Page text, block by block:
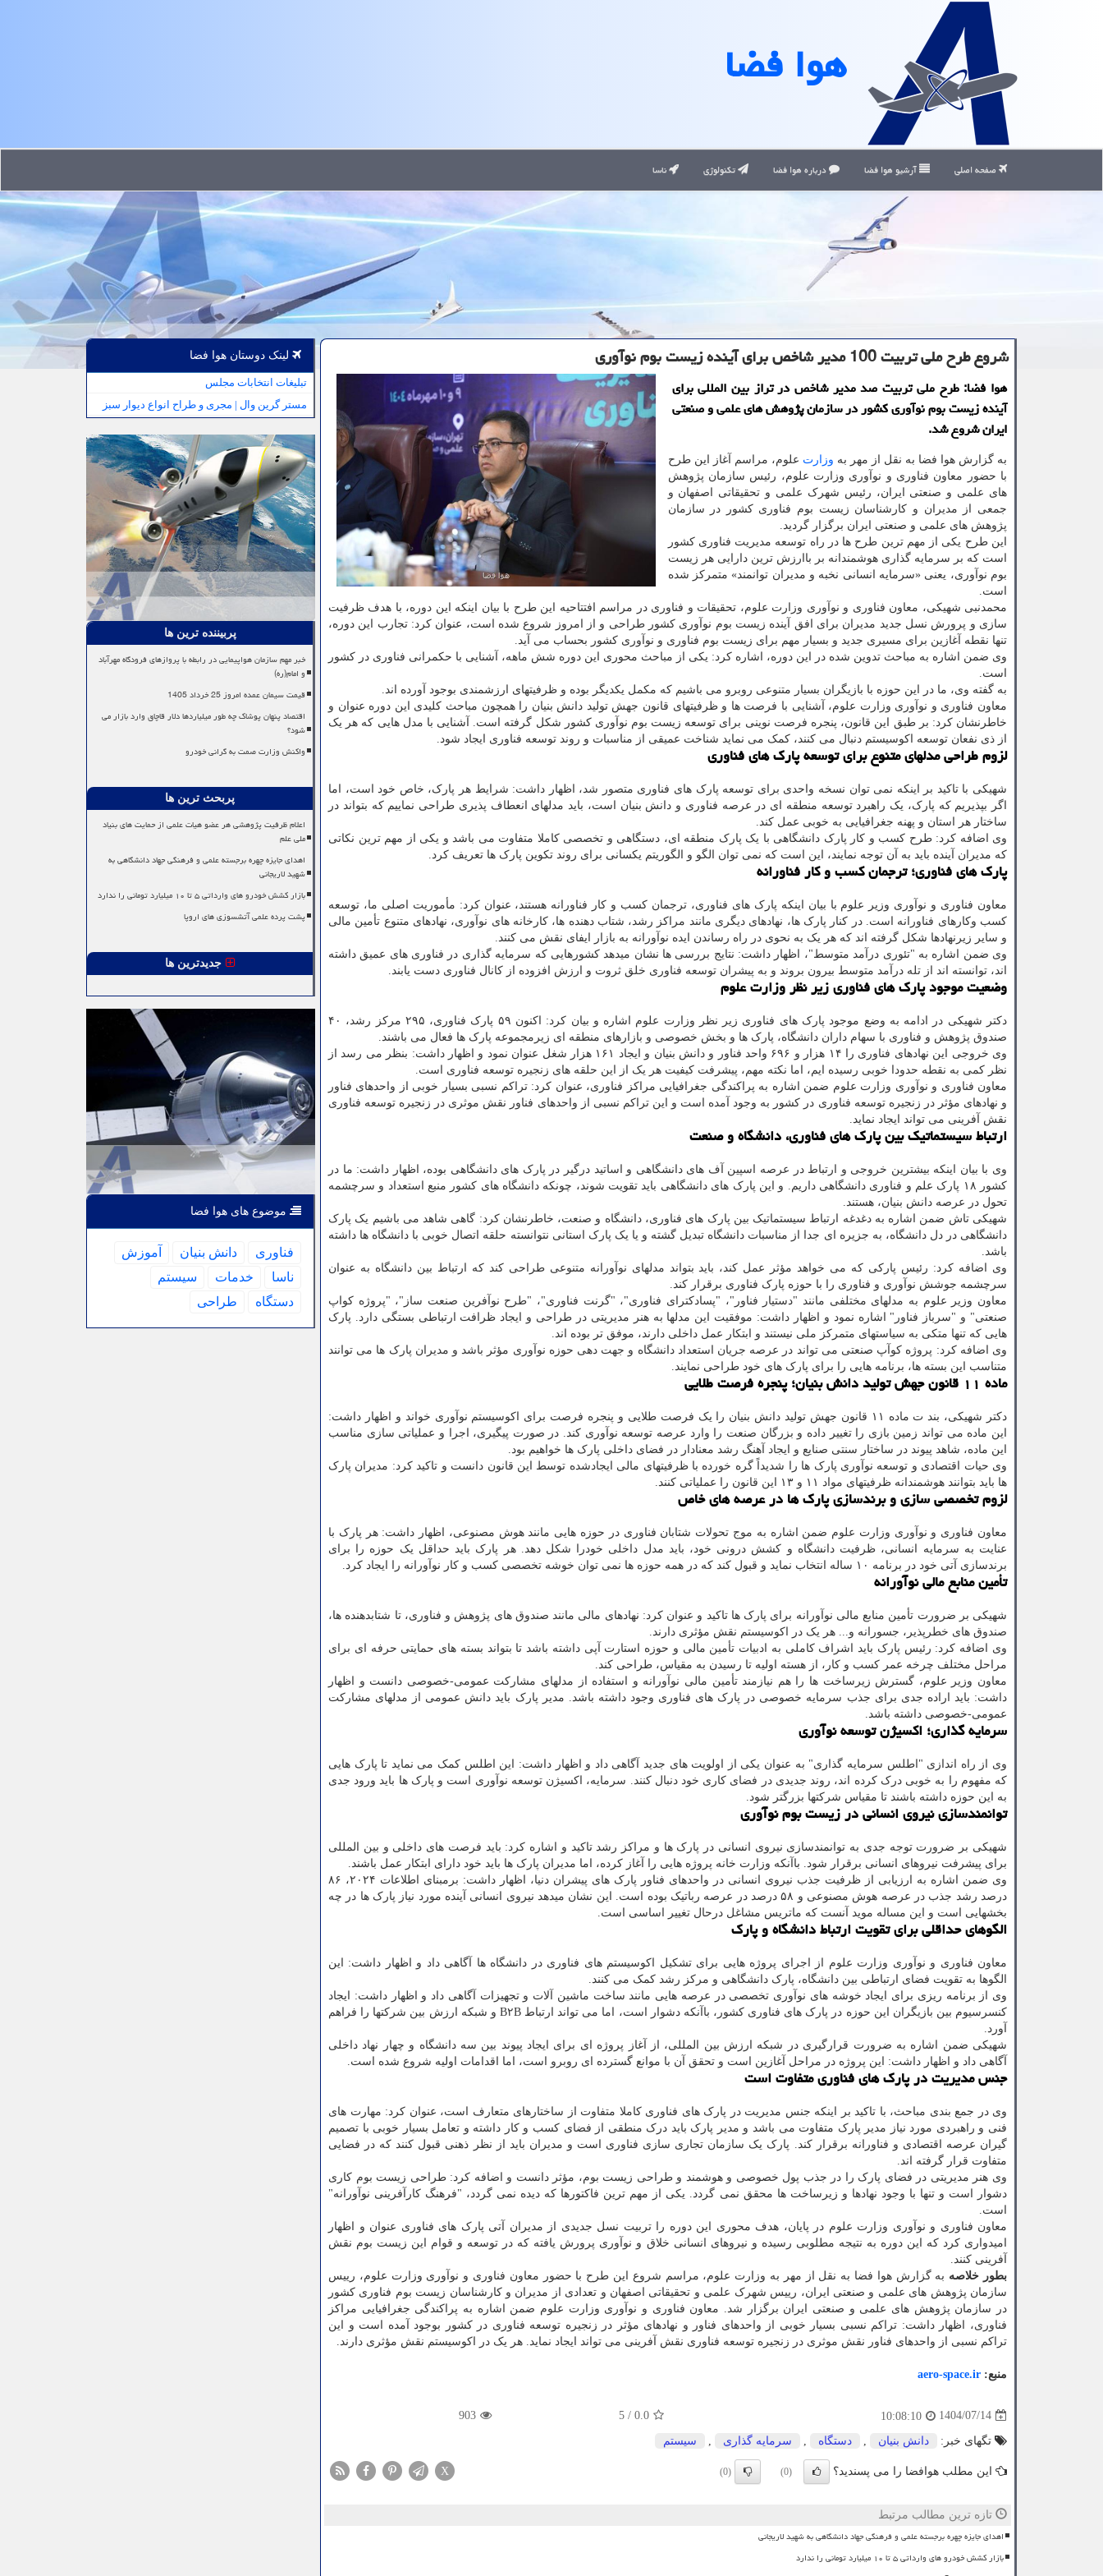
هوا فضا
صفحه اصلی آرشیو هوا فضا درباره هوا فضا تکنولوژی ناسا
شروع طرح ملی تربیت 100 مدیر شاخص برای آینده زیست بوم نوآوری
هوا فضا: طرح ملی تربیت صد مدیر شاخص در تراز بین المللی برای
آینده زیست بوم نوآوری کشور در سازمان پژوهش های علمی و صنعتی
ایران شروع شد.
به گزارش هوا فضا به نقل از مهر به وزارت علوم، مراسم آغاز این طرح
با حضور معاون فناوری و نوآوری وزارت علوم، رئیس سازمان پژوهش
های علمی و صنعتی ایران، رئیس شهرک علمی و تحقیقاتی اصفهان و
جمعی از مدیران و کارشناسان زیست بوم فناوری کشور در سازمان
پژوهش های علمی و صنعتی ایران برگزار گردید.
این طرح یکی از مهم ترین طرح ها در راه توسعه مدیریت فناوری کشور
است که بر سرمایه گذاری هوشمندانه بر باارزش ترین دارایی هر زیست
بوم نوآوری، یعنی «سرمایه انسانی نخبه و مدیران توانمند» متمرکز شده
است.
محمدنبی شهیکی، معاون فناوری و نوآوری وزارت علوم، تحقیقات و فناوری در مراسم افتتاحیه این طرح با بیان اینکه این دوره، با هدف ظرفیت
سازی و پرورش نسل جدید مدیران برای افق آینده زیست بوم نوآوری کشور طراحی و از امروز شروع شده است، عنوان کرد: تجارب این دوره،
تنها نقطه آغازین برای مسیری جدید و بسیار مهم برای زیست بوم فناوری و نوآوری کشور بحساب می آید.
وی ضمن اشاره به مباحث تدوین شده در این دوره، اشاره کرد: یکی از مباحث محوری این دوره شش ماهه، آشنایی با حکمرانی فناوری در کشور
است.
به گفته وی، ما در این حوزه با بازیگران بسیار متنوعی روبرو می باشیم که مکمل یکدیگر بوده و ظرفیتهای ارزشمندی بوجود آورده اند.
معاون فناوری و نوآوری وزارت علوم، آشنایی با فرصت ها و ظرفیتهای قانون جهش تولید دانش بنیان را همچون مباحث کلیدی این دوره عنوان و
خاطرنشان کرد: بر طبق این قانون، پنجره فرصت نوینی برای توسعه زیست بوم نوآوری کشور شکل گرفته است. آشنایی با مدل هایی که هر یک
از ذی نفعان توسعه اکوسیستم دنبال می کنند، کمک می نماید شناخت عمیقی از مناسبات و روند توسعه فناوری ایجاد شود.
لزوم طراحی مدلهای متنوع برای توسعه پارک های فناوری
شهیکی با تاکید بر اینکه نمی توان نسخه واحدی برای توسعه پارک های فناوری متصور شد، اظهار داشت: شرایط هر پارک، خاص خود است، اما
اگر بپذیریم که پارک، یک راهبرد توسعه منطقه ای در عرصه فناوری و دانش بنیان است، باید مدلهای انعطاف پذیری طراحی نماییم که بتواند در
ساختار هر استان و پهنه جغرافیایی به خوبی عمل کند.
وی اضافه کرد: طرح کسب و کار پارک دانشگاهی با یک پارک منطقه ای، دستگاهی و تخصصی کاملا متفاوت می باشد و یکی از مهم ترین نکاتی
که مدیران آینده باید به آن توجه نمایند، این است که نمی توان الگو و الگوریتم یکسانی برای روند تکوین پارک ها تعریف کرد.
پارک های فناوری؛ ترجمان کسب و کار فناورانه
معاون فناوری و نوآوری وزیر علوم با بیان اینکه پارک های فناوری، ترجمان کسب و کار فناورانه هستند، عنوان کرد: مأموریت اصلی ما، توسعه
کسب وکارهای فناورانه است. در کنار پارک ها، نهادهای دیگری مانند مراکز رشد، شتاب دهنده ها، کارخانه های نوآوری، نهادهای متنوع تأمین مالی
و سایر زیرنهادها شکل گرفته اند که هر یک به نحوی در راه رساندن ایده نوآورانه به بازار ایفای نقش می کنند.
وی ضمن اشاره به "تئوری درآمد متوسط"، اظهار داشت: نتایج بررسی ها نشان میدهد کشورهایی که سرمایه گذاری در فناوری های عمیق داشته
اند، توانسته اند از تله درآمد متوسط بیرون بروند و به پیشران توسعه فناوری خلق ثروت و ارزش افزوده از کانال فناوری دست یابند.
وضعیت موجود پارک های فناوری زیر نظر وزارت علوم
دکتر شهیکی در ادامه به وضع موجود پارک های فناوری زیر نظر وزارت علوم اشاره و بیان کرد: اکنون ۵۹ پارک فناوری، ۲۹۵ مرکز رشد، ۴۰
صندوق پژوهش و فناوری با سهام داران دانشگاه، پارک ها و بخش خصوصی و بازارهای منطقه ای زیرمجموعه پارک ها فعال می باشند.
وی خروجی این نهادهای فناوری را ۱۴ هزار و ۶۹۶ واحد فناور و دانش بنیان و ایجاد ۱۶۱ هزار شغل عنوان نمود و اظهار داشت: بنظر می رسد از
نظر کمی به نقطه حدودا خوبی رسیده ایم، اما نکته مهم، پیشرفت کیفیت هر یک از این حلقه های زنجیره توسعه فناوری است.
معاون فناوری و نوآوری وزارت علوم ضمن اشاره به پراکندگی جغرافیایی مراکز فناوری، عنوان کرد: تراکم نسبی بسیار خوبی از واحدهای فناور
و نهادهای مؤثر در زنجیره توسعه فناوری در کشور به وجود آمده است و این تراکم نسبی از واحدهای فناور نقش موثری در زنجیره توسعه فناوری
نقش آفرینی می تواند ایجاد نماید.
ارتباط سیستماتیک بین پارک های فناوری، دانشگاه و صنعت
وی با بیان اینکه بیشترین خروجی و ارتباط در عرصه اسپین آف های دانشگاهی و اساتید درگیر در پارک های دانشگاهی بوده، اظهار داشت: ما در
کشور ۱۸ پارک علم و فناوری دانشگاهی داریم. و این پارک های دانشگاهی باید تقویت شوند، چونکه دانشگاه های کشور منبع استعداد و سرچشمه
تحول در عرصه دانش بنیان، هستند.
شهیکی تاش ضمن اشاره به دغدغه ارتباط سیستماتیک بین پارک های فناوری، دانشگاه و صنعت، خاطرنشان کرد: گاهی شاهد می باشیم یک پارک
دانشگاهی در دل دانشگاه، به جزیره ای جدا از مناسبات دانشگاه تبدیل گشته و یا یک پارک استانی نتوانسته حلقه اتصال خوبی با دانشگاه ها داشته
باشد.
وی اضافه کرد: رئیس پارکی که می خواهد مؤثر عمل کند، باید بتواند مدلهای نوآورانه متنوعی طراحی کند که ارتباط بین دانشگاه به عنوان
سرچشمه جوشش نوآوری و فناوری را با حوزه پارک فناوری برقرار کند.
معاون وزیر علوم به مدلهای مختلفی مانند "دستیار فناور"، "پسادکترای فناوری"، "گرنت فناوری"، "طرح نوآفرین صنعت ساز"، "پروژه کواپ
صنعتی" و "سرباز فناور" اشاره نمود و اظهار داشت: موفقیت این مدلها به هنر مدیریتی در طراحی و ایجاد ظرافت ارتباطی بستگی دارد. پارک
هایی که تنها متکی به سیاستهای متمرکز ملی نیستند و ابتکار عمل داخلی دارند، موفق تر بوده اند.
وی اضافه کرد: پروژه کوآپ صنعتی می تواند در عرصه جریان استعداد دانشگاه و جهت دهی حوزه نوآوری مؤثر باشد و مدیران پارک ها می توانند
متناسب این بسته ها، برنامه هایی را برای پارک های خود طراحی نمایند.
ماده ۱۱ قانون جهش تولید دانش بنیان؛ پنجره فرصت طلایی
دکتر شهیکی، بند ت ماده ۱۱ قانون جهش تولید دانش بنیان را یک فرصت طلایی و پنجره فرصت برای اکوسیستم نوآوری خواند و اظهار داشت:
این ماده می تواند زمین بازی را تغییر داده و بزرگان صنعت را وارد عرصه توسعه نوآوری کند. در صورت پیگیری، اجرا و عملیاتی سازی مناسب
این ماده، شاهد پیوند در ساختار سنتی صنایع و ایجاد آهنگ رشد معنادار در فضای داخلی پارک ها خواهیم بود.
وی حیات اقتصادی و توسعه نوآوری پارک ها را شدیداً گره خورده با ظرفیتهای مالی ایجادشده توسط این قانون دانست و تاکید کرد: مدیران پارک
ها باید بتوانند هوشمندانه ظرفیتهای مواد ۱۱ و ۱۳ این قانون را عملیاتی کنند.
لزوم تخصصی سازی و برندسازی پارک ها در عرصه های خاص
معاون فناوری و نوآوری وزارت علوم ضمن اشاره به موج تحولات شتابان فناوری در حوزه هایی مانند هوش مصنوعی، اظهار داشت: هر پارک با
عنایت به سرمایه انسانی، ظرفیت دانشگاه و کشش درونی خود، باید مدل داخلی خودرا شکل دهد. هر پارک باید حداقل یک حوزه را برای
برندسازی آتی خود در برنامه ۱۰ ساله انتخاب نماید و قبول کند که در همه حوزه ها نمی توان خوشه تخصصی کسب و کار نوآورانه را ایجاد کرد.
تأمین منابع مالی نوآورانه
شهیکی بر ضرورت تأمین منابع مالی نوآورانه برای پارک ها تاکید و عنوان کرد: نهادهای مالی مانند صندوق های پژوهش و فناوری، تا شتابدهنده ها،
صندوق های خطرپذیر، جسورانه و... هر یک در اکوسیستم نقش مؤثری دارند.
وی اضافه کرد: رئیس پارک باید اشراف کاملی به ادبیات تأمین مالی و حوزه استارت آپی داشته باشد تا بتواند بسته های حمایتی حرفه ای برای
مراحل مختلف چرخه عمر کسب و کار، از هسته اولیه تا رسیدن به مقیاس، طراحی کند.
معاون وزیر علوم، گسترش زیرساخت ها را هم نیازمند تأمین مالی نوآورانه و استفاده از مدلهای مشارکت عمومی-خصوصی دانست و اظهار
داشت: باید اراده جدی برای جذب سرمایه خصوصی در پارک های فناوری وجود داشته باشد. مدیر پارک باید دانش عمومی از مدلهای مشارکت
عمومی-خصوصی داشته باشد.
سرمایه گذاری؛ اکسیژن توسعه نوآوری
وی از راه اندازی "اطلس سرمایه گذاری" به عنوان یکی از اولویت های جدید آگاهی داد و اظهار داشت: این اطلس کمک می نماید تا پارک هایی
که مفهوم را به خوبی درک کرده اند، روند جدیدی در فضای کاری خود دنبال کنند. سرمایه، اکسیژن توسعه نوآوری است و پارک ها باید ورود جدی
به این حوزه داشته باشند تا مقیاس شرکتها بزرگتر شود.
توانمندسازی نیروی انسانی در زیست بوم نوآوری
شهیکی بر ضرورت توجه جدی به توانمندسازی نیروی انسانی در پارک ها و مراکز رشد تاکید و اشاره کرد: باید فرصت های داخلی و بین المللی
برای پیشرفت نیروهای انسانی برقرار شود. باآنکه وزارت خانه پروژه هایی را آغاز کرده، اما مدیران پارک ها باید خود دارای ابتکار عمل باشند.
وی ضمن اشاره به ارزیابی از ظرفیت جذب نیروی انسانی در واحدهای فناور پارک های پیشران دنیا، اظهار داشت: برمبنای اطلاعات ۲۰۲۴، ۸۶
درصد رشد جذب در عرصه هوش مصنوعی و ۵۸ درصد در عرصه رباتیک بوده است. این نشان میدهد نیروی انسانی آینده مورد نیاز پارک ها در چه
بخشهایی است و این مساله موید آنست که ماتریس مشاغل درحال تغییر اساسی است.
الگوهای حداقلی برای تقویت ارتباط دانشگاه و پارک
معاون فناوری و نوآوری وزارت علوم از اجرای پروژه هایی برای تشکیل اکوسیستم های فناوری در دانشگاه ها آگاهی داد و اظهار داشت: این
الگوها به تقویت فضای ارتباطی بین دانشگاه، پارک دانشگاهی و مرکز رشد کمک می کنند.
وی از برنامه ریزی برای ایجاد خوشه های نوآوری تخصصی در عرصه هایی مانند ساخت ماشین آلات و تجهیزات آگاهی داد و اظهار داشت: ایجاد
کنسرسیوم بین بازیگران این حوزه در پارک های فناوری کشور، باآنکه دشوار است، اما می تواند ارتباط B۲B و شبکه ارزش بین شرکتها را فراهم
آورد.
شهیکی ضمن اشاره به ضرورت قرارگیری در شبکه ارزش بین المللی، از آغاز پروژه ای برای ایجاد پیوند بین سه دانشگاه و چهار نهاد داخلی
آگاهی داد و اظهار داشت: این پروژه در مراحل آغازین است و تحقق آن با موانع گسترده ای روبرو است، اما اقدامات اولیه شروع شده است.
جنس مدیریت در پارک های فناوری متفاوت است
وی در جمع بندی مباحث، با تاکید بر اینکه جنس مدیریت در پارک های فناوری کاملا متفاوت از ساختارهای متعارف است، عنوان کرد: مهارت های
فنی و راهبردی مورد نیاز مدیر پارک متفاوت می باشد و مدیر پارک باید درک منطقی از فضای کسب و کار داشته و تعامل بسیار خوبی با تصمیم
گیران عرصه اقتصادی و فناورانه برقرار کند. پارک یک سازمان تجاری سازی فناوری است و مدیران باید از نظر ذهنی قبول کنند که در فضایی
متفاوت قرار گرفته اند.
وی هنر مدیریتی در فضای پارک را در جذب پول خصوصی و هوشمند و طراحی زیست بوم، مؤثر دانست و اضافه کرد: طراحی زیست بوم کاری
دشوار است و تنها با وجود نهادها و زیرساخت ها محقق نمی گردد. یکی از مهم ترین فاکتورها که دیده نمی گردد، "فرهنگ کارآفرینی نوآورانه"
است.
معاون فناوری و نوآوری وزارت علوم در پایان، هدف محوری این دوره را تربیت نسل جدیدی از مدیران آتی پارک های فناوری عنوان و اظهار
امیدواری کرد که این دوره به نتیجه مطلوبی رسیده و نیروهای انسانی خلاق و نوآوری پرورش یافته که در توسعه و قوام این زیست بوم نقش
آفرینی کنند.
بطور خلاصه به گزارش هوا فضا به نقل از مهر به وزارت علوم، مراسم شروع این طرح با حضور معاون فناوری و نوآوری وزارت علوم، رییس
سازمان پژوهش های علمی و صنعتی ایران، رییس شهرک علمی و تحقیقاتی اصفهان و تعدادی از مدیران و کارشناسان زیست بوم فناوری کشور
در سازمان پژوهش های علمی و صنعتی ایران برگزار شد. معاون فناوری و نوآوری وزارت علوم ضمن اشاره به پراکندگی جغرافیایی مراکز
فناوری، اظهار داشت: تراکم نسبی بسیار خوبی از واحدهای فناور و نهادهای مؤثر در زنجیره توسعه فناوری در کشور بوجود آمده است و این
تراکم نسبی از واحدهای فناور نقش موثری در زنجیره توسعه فناوری نقش آفرینی می تواند ایجاد نماید. هر یک در اکوسیستم نقش مؤثری دارند.
منبع: aero-space.ir
1404/07/14
10:08:10
0.0
/
5
903
تگهای خبر: دانش بنیان دستگاه سرمایه گذاری سیستم
این مطلب هوافضا را می پسندید؟ (0)
(0)
X
تازه ترین مطالب مرتبط
اهدای جایزه چهره برجسته علمی و فرهنگی جهاد دانشگاهی به شهید لاریجانی
بازار کشش خودرو های وارداتی ۵ تا ۱۰ میلیارد تومانی را ندارد
لینک دوستان هوا فضا
تبلیغات انتخابات مجلس
مستر گرین وال | مجری و طراح انواع دیوار سبز
پربیننده ترین ها
خبر مهم سازمان هواپیمایی در رابطه با پروازهای فرودگاه مهرآباد
و امام(ره)
قیمت سیمان عمده امروز 25 خرداد 1405
اقتصاد پنهان پوشاک چه طور میلیاردها دلار قاچاق وارد بازار می
شود؟
واکنش وزارت صمت به گرانی خودرو
پربحث ترین ها
اعلام ظرفیت پژوهشی هر عضو هیات علمی از حمایت های بنیاد
ملی علم
اهدای جایزه چهره برجسته علمی و فرهنگی جهاد دانشگاهی به
شهید لاریجانی
بازار کشش خودرو های وارداتی ۵ تا ۱۰ میلیارد تومانی را ندارد
پشت پرده علمی آتشسوزی های اروپا
جدیدترین ها
موضوع های هوا فضا
فناوری دانش بنیان
آموزش
ناسا
خدمات
سیستم
دستگاه
طراحی